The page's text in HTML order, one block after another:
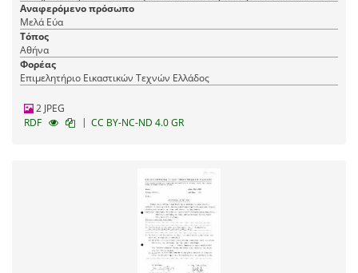
Χατζηνικολή-Σαραφιανού Μαίρη, Φραντζής Μιχάλης, Αβραμίδης
Μιχάλης, Ξενάκη Μαριάννα, Δαραδήμος Χαράλαμπος
Αναφερόμενο πρόσωπο
Μελά Εύα
Τόπος
Αθήνα
Φορέας
Επιμελητήριο Εικαστικών Τεχνών Ελλάδος
2 JPEG
RDF
| CC BY-NC-ND 4.0 GR